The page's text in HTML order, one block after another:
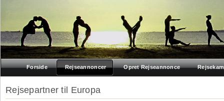
Forside Rejseannoncer Opret Rejseannonce
Rejsepartner til Europa